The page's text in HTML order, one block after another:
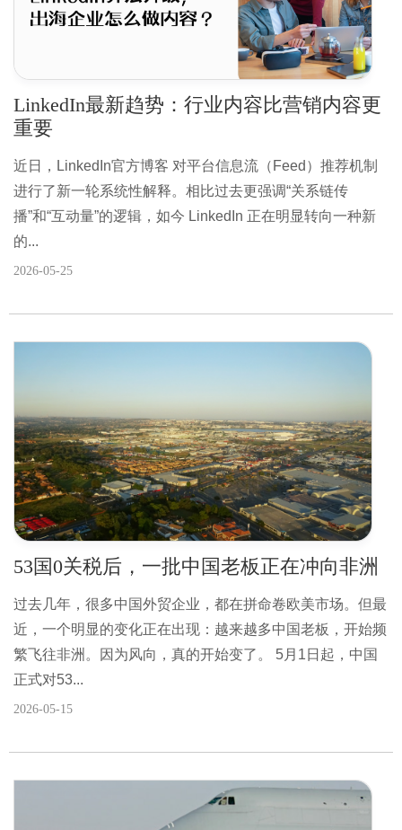
LinkedIn最新趋势：行业内容比营销内容更
重要
近日，LinkedIn官方博客 对平台信息流（Feed）推荐机制
进行了新一轮系统性解释。相比过去更强调“关系链传
播”和“互动量”的逻辑，如今 LinkedIn 正在明显转向一种新
的...
2026-05-25
53国0关税后，一批中国老板正在冲向非洲
过去几年，很多中国外贸企业，都在拼命卷欧美市场。但最
近，一个明显的变化正在出现：越来越多中国老板，开始频
繁飞往非洲。因为风向，真的开始变了。 5月1日起，中国
正式对53...
2026-05-15